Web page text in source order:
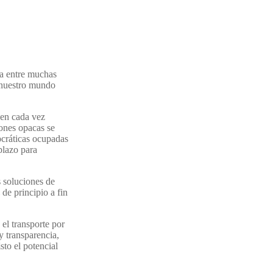
entre muchas
mundo
cada vez
opacas se
ocupadas
para
soluciones de
de principio a fin
transporte por
transparencia,
el potencial